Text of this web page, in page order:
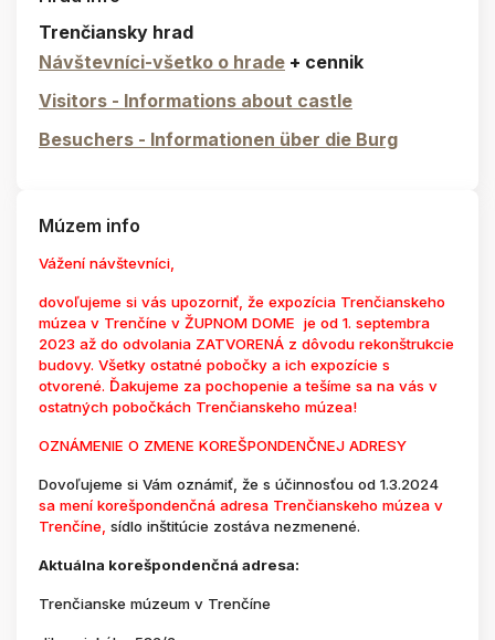
Trenčiansky hrad
Návštevníci-všetko o hrade + cennik
Visitors - Informations about castle
Besuchers - Informationen über die Burg
Múzem info
Vážení návštevníci,
dovoľujeme si vás upozorniť, že expozícia Trenčianskeho
múzea v Trenčíne v ŽUPNOM DOME je od 1. septembra
2023 až do odvolania ZATVORENÁ z dôvodu rekonštrukcie
budovy. Všetky ostatné pobočky a ich expozície s
otvorené. Ďakujeme za pochopenie a tešíme sa na vás v
ostatných pobočkách Trenčianskeho múzea!
OZNÁMENIE O ZMENE KOREŠPONDENČNEJ ADRESY
Dovoľujeme si Vám oznámiť, že s účinnosťou od 1.3.2024
sa mení korešpondenčná adresa Trenčianskeho múzea v
Trenčíne, sídlo inštitúcie zostáva nezmenené.
Aktuálna korešpondenčná adresa:
Trenčianske múzeum v Trenčíne